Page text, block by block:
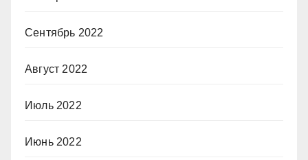
Сентябрь 2022
Август 2022
Июль 2022
Июнь 2022